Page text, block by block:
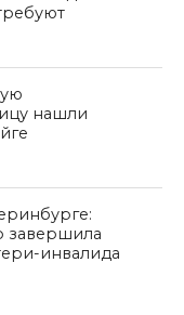
нашли
завершила
инвалида